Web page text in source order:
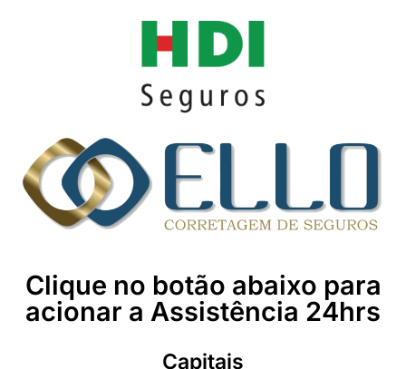
Clique no botão abaixo para
acionar a Assistência 24hrs
Capitais